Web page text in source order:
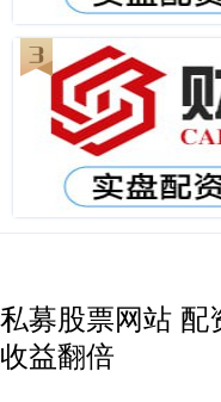
私募股票网站 配
收益翻倍